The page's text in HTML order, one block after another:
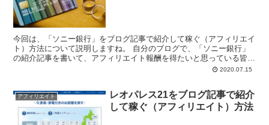
今回は、「ソニー銀行」をブログ記事で紹介して稼ぐ（アフィリエイ
ト）方法について説明しますね。 自分のブログで、「ソニー銀行」
の紹介記事を書いて、アフィリエイト報酬を得たいと思っている皆
2020.07.15
アフィリエイト
レオパレス21をブログ記事で紹介
して稼ぐ（アフィリエイト）方法